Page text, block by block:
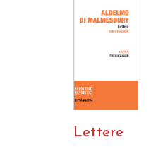
Lettere